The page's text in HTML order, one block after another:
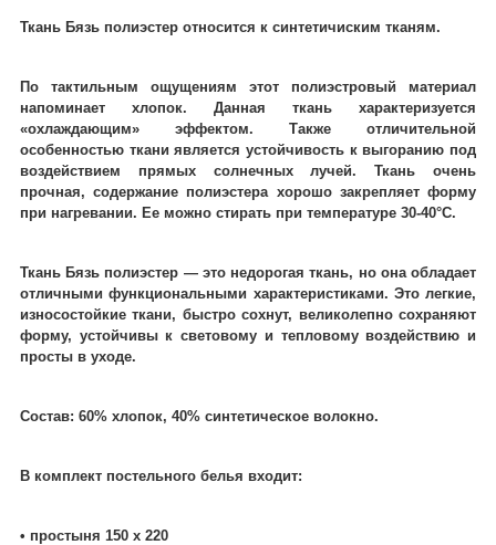
Ткань Бязь полиэстер относится к синтетичиским тканям.
По тактильным ощущениям этот полиэстровый материал
напоминает хлопок. Данная ткань характеризуется
«охлаждающим» эффектом. Также отличительной
особенностью ткани является устойчивость к выгоранию под
воздействием прямых солнечных лучей. Ткань очень
прочная, содержание полиэстера хорошо закрепляет форму
при нагревании. Ее можно стирать при температуре 30-40°C.
Ткань Бязь полиэстер ― это недорогая ткань, но она обладает
отличными функциональными характеристиками. Это легкие,
износостойкие ткани, быстро сохнут, великолепно сохраняют
форму, устойчивы к световому и тепловому воздействию и
просты в уходе.
Состав: 60% хлопок, 40% синтетическое волокно.
В комплект постельного белья входит:
• простыня 150 х 220